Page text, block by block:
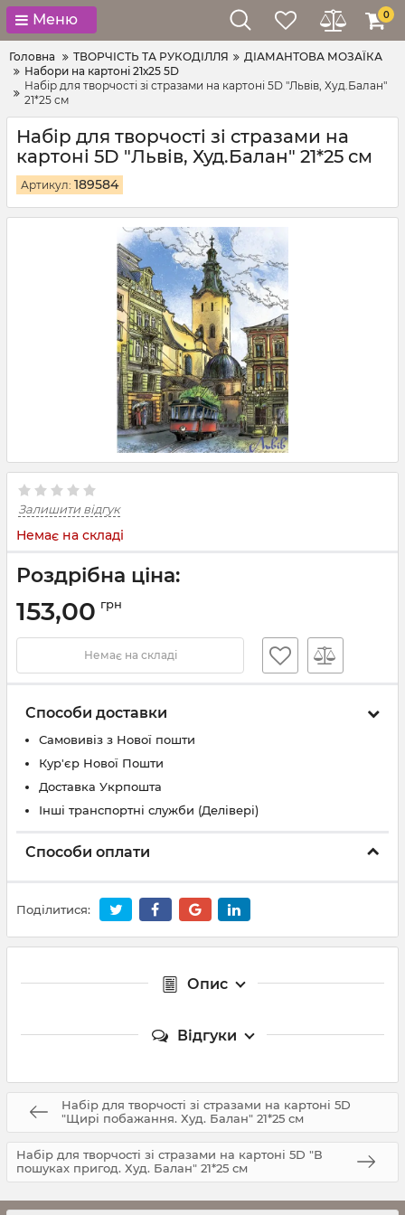
Меню 0
Головна ТВОРЧІСТЬ ТА РУКОДІЛЛЯ
ДІАМАНТОВА МОЗАЇКА
Набори на картоні 21х25 5D
Набір для творчості зі стразами на картоні 5D "Львів, Худ.Балан"
21*25 см
Набір для творчості зі стразами на
картоні 5D "Львів, Худ.Балан" 21*25 см
Артикул: 189584
Залишити відгук
Немає на складі
Роздрібна ціна:
153,00 грн
Немає на складі
Способи доставки
Самовивіз з Нової пошти
Кур'єр Нової Пошти
Доставка Укрпошта
Інші транспортні служби (Делівері)
Способи оплати
Поділитися:
Опис
Відгуки
Набір для творчості зі стразами на картоні 5D
"Щирі побажання. Худ. Балан" 21*25 см
Набір для творчості зі стразами на картоні 5D "В
пошуках пригод. Худ. Балан" 21*25 см